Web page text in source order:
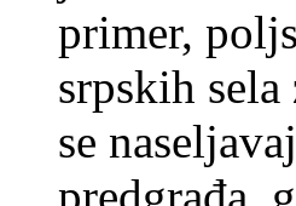
primer,
srpskih
se
predgrađa,